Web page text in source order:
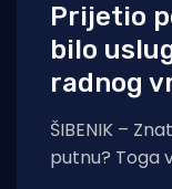
Prijetio
bilo
radnog
ŠIBENIK –
putnu? Toga